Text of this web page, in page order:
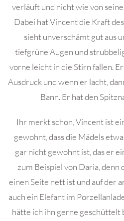
verläuft und nicht wie von
Dabei hat Vincent die Kraft
sieht unverschämt gut aus
tiefgrüne Augen und
vorne leicht in die Stirn fallen.
Ausdruck und wenn er lacht,
Bann. Er hat den
Ihr merkt schon, Vincent ist
gewohnt, dass die Mädels
gar nicht gewohnt ist, das er
zum Beispiel von Daria, denn
einen Seite nett ist und auf der
auch ein Elefant im
hätte ich ihn gerne geschüttelt